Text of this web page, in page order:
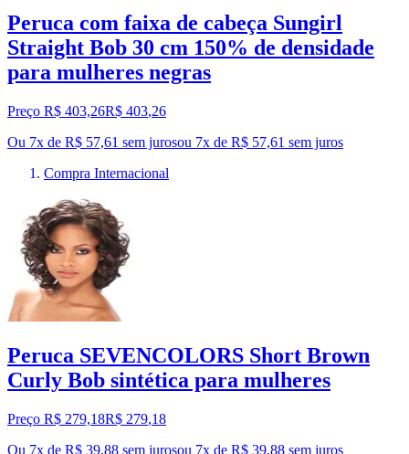
Peruca com faixa de cabeça Sungirl
Straight Bob 30 cm 150% de densidade
para mulheres negras
Preço R$ 403,26R$ 403,26
Ou 7x de R$ 57,61 sem jurosou 7x de R$ 57,61 sem juros
Compra Internacional
Peruca SEVENCOLORS Short Brown
Curly Bob sintética para mulheres
Preço R$ 279,18R$ 279,18
Ou 7x de R$ 39,88 sem jurosou 7x de R$ 39,88 sem juros